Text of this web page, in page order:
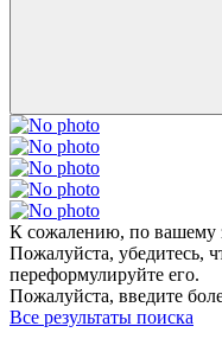
К сожалению, по вашему
Пожалуйста, убедитесь,
переформулируйте его.
Пожалуйста, введите
Все результаты поиска